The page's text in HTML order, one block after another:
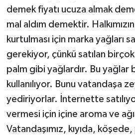
demek fiyatı ucuza almak
mal aldım demektir.
kurtulması için marka yağları
gerekiyor, çünkü satılan
palm gibi yağlardır. Bu yağlar
kullanılıyor. Bunu vatandaşa
yediriyorlar. İnternette
vermesi için içine aroma ve
Vatandaşımız, kıyıda,